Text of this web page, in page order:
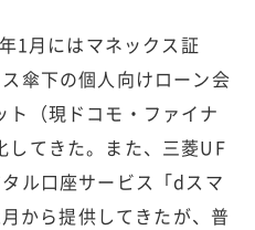
1月にはマネックス証
傘下の個人向けローン会
（現ドコモ・ファイナ
してきた。また、三菱UF
ル口座サービス「dスマ
から提供してきたが、普